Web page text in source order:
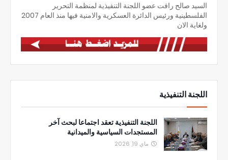
السيد صالح رافت عضو اللجنة التنفيذية لمنظمة التحرير
الفلسطينية ورئيس الدائرة العسكرية والامنية فيها منذ العام 2007
ولغاية الان
اللجنة التنفيذية
اللجنة التنفيذية تعقد اجتماعا لبحث آخر
المستجدات السياسية والميدانية
ماي 19, 2026